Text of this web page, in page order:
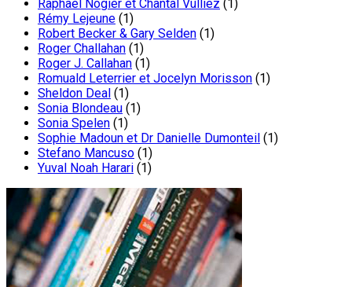
Raphaël Nogier et Chantal Vulliez (1)
Rémy Lejeune (1)
Robert Becker & Gary Selden (1)
Roger Challahan (1)
Roger J. Callahan (1)
Romuald Leterrier et Jocelyn Morisson (1)
Sheldon Deal (1)
Sonia Blondeau (1)
Sonia Spelen (1)
Sophie Madoun et Dr Danielle Dumonteil (1)
Stefano Mancuso (1)
Yuval Noah Harari (1)